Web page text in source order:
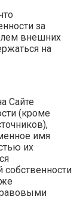
за
внешних
на
Сайте
(кроме
имя
их
собственности